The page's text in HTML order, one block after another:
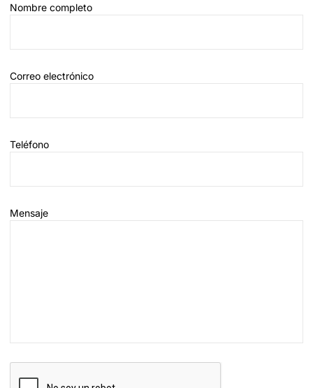
Nombre completo
Correo electrónico
Teléfono
Mensaje